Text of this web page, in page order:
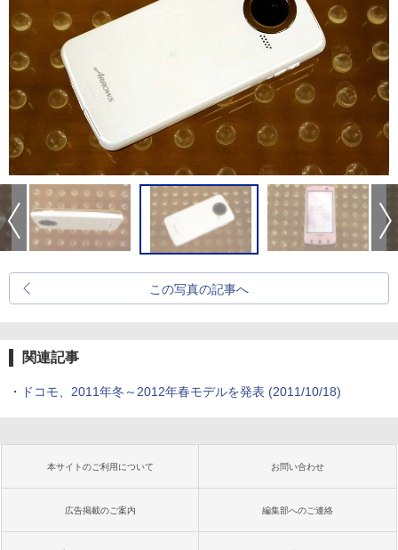
この写真の記事へ
関連記事
・ ドコモ、2011年冬～2012年春モデルを発表 (2011/10/18)
本サイトのご利用について お問い合わせ
広告掲載のご案内 編集部へのご連絡